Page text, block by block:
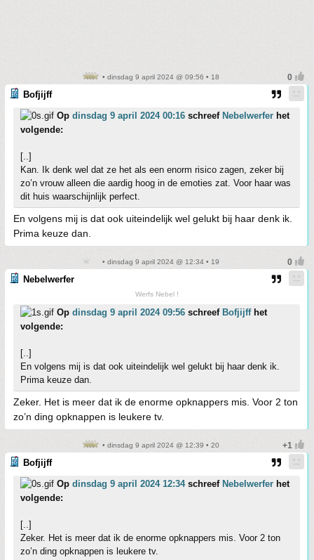
• dinsdag 9 april 2024 @ 09:56 • 18
Bofjijff
Op dinsdag 9 april 2024 00:16 schreef Nebelwerfer het
volgende:
[..]
Kan. Ik denk wel dat ze het als een enorm risico zagen, zeker bij
zo’n vrouw alleen die aardig hoog in de emoties zat. Voor haar was
dit huis waarschijnlijk perfect.
En volgens mij is dat ook uiteindelijk wel gelukt bij haar denk ik.
Prima keuze dan.
• dinsdag 9 april 2024 @ 12:34 • 19
Nebelwerfer
Werfs Nebel !
Op dinsdag 9 april 2024 09:56 schreef Bofjijffhet
volgende:
[..]
En volgens mij is dat ook uiteindelijk wel gelukt bij haar denk ik.
Prima keuze dan.
Zeker. Het is meer dat ik de enorme opknappers mis. Voor 2 ton
zo’n ding opknappen is leukere tv.
• dinsdag 9 april 2024 @ 12:39 • 20
Bofjijff
Op dinsdag 9 april 2024 12:34schreef Nebelwerfer het
volgende:
[..]
Zeker. Het is meer dat ik de enorme opknappers mis. Voor 2 ton
zo’n ding opknappen is leukere tv.